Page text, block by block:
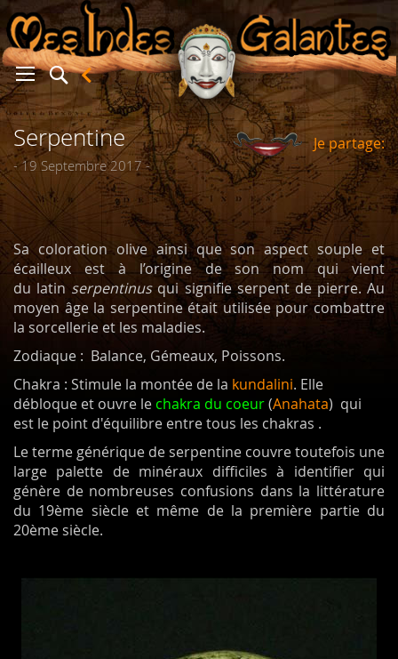
Serpentine
- 19 Septembre 2017 -
Je partage:
Sa coloration olive ainsi que son aspect souple et
écailleux est à l’origine de son nom qui vient
du latin serpentinusqui signifie serpent de pierre. Au
moyen âge la serpentine était utilisée pour combattre
la sorcellerie et les maladies.
Zodiaque : Balance, Gémeaux, Poissons.
Chakra : Stimule la montée de la kundalini. Elle
débloque et ouvre le chakra du coeur(Anahata) qui
est le point d'équilibre entre tous les chakras .
Le terme générique de serpentine couvre toutefois une
large palette de minéraux difficiles à identifier qui
génère de nombreuses confusions dans la littérature
du 19ème siècle et même de la première partie du
20ème siècle.